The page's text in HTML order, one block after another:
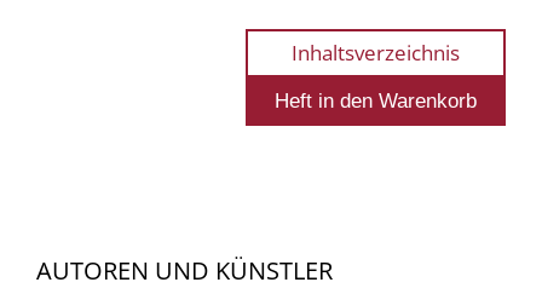
Inhaltsverzeichnis
AUTOREN UND KÜNSTLER